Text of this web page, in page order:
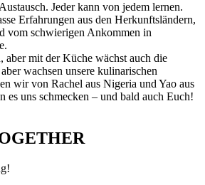
Jeder kann von jedem lernen.
Erfahrungen aus den Herkunftsländern,
vom schwierigen Ankommen in
aber mit der Küche wächst auch die
wachsen unsere kulinarischen
wir von Rachel aus Nigeria und Yao aus
es uns schmecken – und bald auch Euch!